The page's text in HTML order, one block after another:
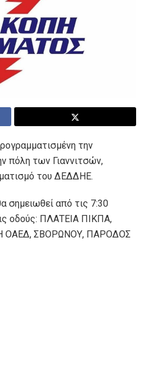
την
πόλη των Γιαννιτσών,
του ΔΕΔΔΗΕ.
σημειωθεί από τις 7:30
οδούς: ΠΛΑΤΕΙΑ ΠΙΚΠΑ,
ΟΑΕΔ, ΣΒΟΡΩΝΟΥ, ΠΑΡΟΔΟΣ